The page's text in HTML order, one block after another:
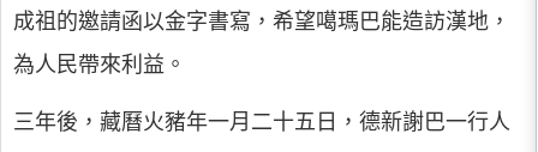
成祖的邀請函以金字書寫，希望噶瑪巴能造訪漢地，
為人民帶來利益。
三年後，藏曆火豬年一月二十五日，德新謝巴一行人